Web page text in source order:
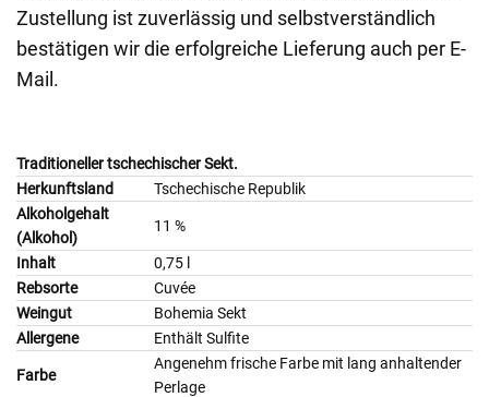
Zustellung ist zuverlässig und selbstverständlich
bestätigen wir die erfolgreiche Lieferung auch per E-
Mail.
Traditioneller tschechischer Sekt.
Herkunftsland
Tschechische Republik
Alkoholgehalt
(Alkohol)
11 %
Inhalt
0,75 l
Rebsorte
Cuvée
Weingut
Bohemia Sekt
Allergene
Enthält Sulfite
Farbe
Angenehm frische Farbe mit lang anhaltender
Perlage